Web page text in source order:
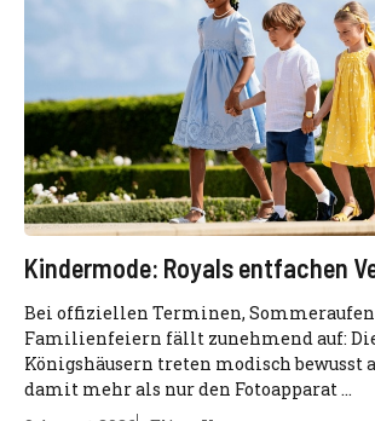
Kindermode: Royals entfachen
Bei offiziellen Terminen,
Familienfeiern fällt zunehmend auf:
Königshäusern treten modisch bewusst
damit mehr als nur den Fotoapparat ...